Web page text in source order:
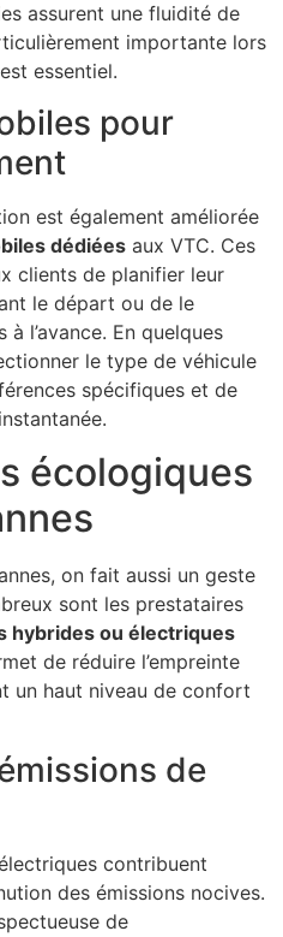
assurent une fluidité de
importante lors
essentiel.
pour
est également améliorée
dédiées aux VTC. Ces
clients de planifier leur
le départ ou de le
l’avance. En quelques
le type de véhicule
spécifiques et de
écologiques
on fait aussi un geste
sont les prestataires
hybrides ou électriques
de réduire l’empreinte
un haut niveau de confort
de
contribuent
des émissions nocives.
de